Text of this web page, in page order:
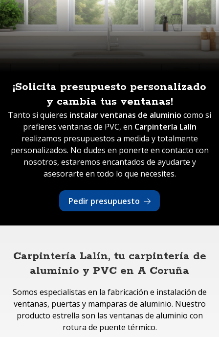
¡Solicita presupuesto personalizado
y cambia tus ventanas!
Tanto si quieres instalar ventanas de aluminio como si
prefieres ventanas de PVC, en Carpintería Lalín
realizamos presupuestos a medida y totalmente
personalizados. No dudes en ponerte en contacto con
nosotros, estaremos encantados de ayudarte y
asesorarte en todo lo que necesites.
Pedir presupuesto
Carpintería Lalín, tu carpintería de
aluminio y PVC en A Coruña
Somos especialistas en la fabricación e instalación de
ventanas, puertas y mamparas de aluminio. Nuestro
producto estrella son las ventanas de aluminio con
rotura de puente térmico.